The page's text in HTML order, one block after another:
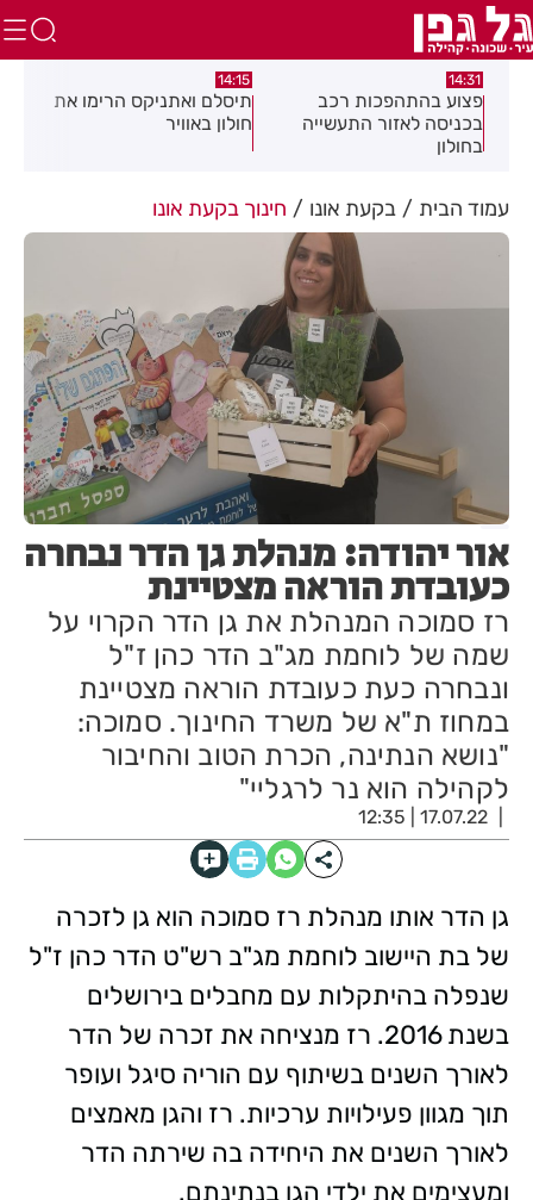
14:31
פצוע בהתהפכות רכב
בכניסה לאזור התעשייה
בחולון
14:15
תיסלם ואתניקס הרימו את
חולון באוויר
עמוד הבית בקעת אונו חינוך בקעת אונו
אור יהודה: מנהלת גן הדר נבחרה
כעובדת הוראה מצטיינת
רז סמוכה המנהלת את גן הדר הקרוי על
שמה של לוחמת מג"ב הדר כהן ז"ל
ונבחרה כעת כעובדת הוראה מצטיינת
במחוז ת"א של משרד החינוך. סמוכה:
"נושא הנתינה, הכרת הטוב והחיבור
לקהילה הוא נר לרגליי"
17.07.22 | 12:35
גן הדר אותו מנהלת רז סמוכה הוא גן לזכרה
של בת היישוב לוחמת מג"ב רש"ט הדר כהן ז"ל
שנפלה בהיתקלות עם מחבלים בירושלים
בשנת 2016. רז מנציחה את זכרה של הדר
לאורך השנים בשיתוף עם הוריה סיגל ועופר
תוך מגוון פעילויות ערכיות. רז והגן מאמצים
לאורך השנים את היחידה בה שירתה הדר
ומעצימים את ילדי הגן בנתינתם.